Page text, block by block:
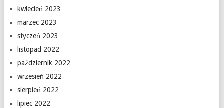
kwiecień 2023
marzec 2023
styczeń 2023
listopad 2022
październik 2022
wrzesień 2022
sierpień 2022
lipiec 2022